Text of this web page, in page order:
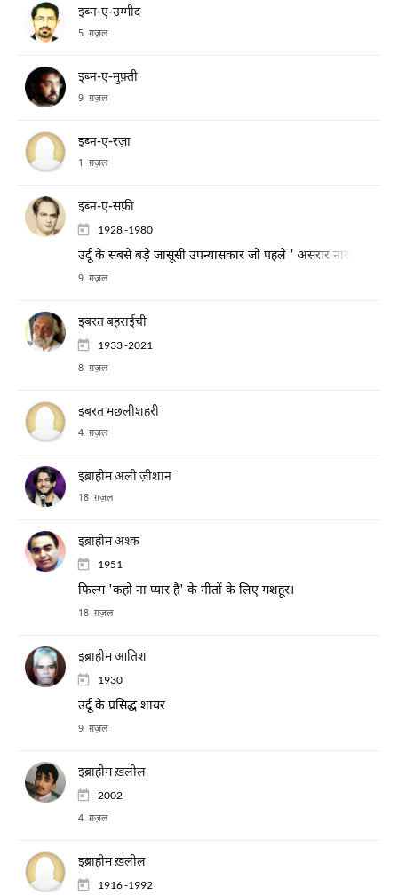
इब्न-ए-उम्मीद
5 ग़ज़ल
इब्न-ए-मुफ़्ती
9 ग़ज़ल
इब्न-ए-रज़ा
1 ग़ज़ल
इब्न-ए-सफ़ी
1928 -1980
उर्दू के सबसे बड़े जासूसी उपन्यासकार जो पहले ' असरार नारवी ' के
9 ग़ज़ल
इबरत बहराईची
1933 -2021
8 ग़ज़ल
इबरत मछलीशहरी
4 ग़ज़ल
इब्राहीम अली ज़ीशान
18 ग़ज़ल
इब्राहीम अश्क
1951
फिल्म 'कहो ना प्यार है' के गीतों के लिए मशहूर।
18 ग़ज़ल
इब्राहीम आतिश
1930
उर्दू के प्रसिद्ध शायर
9 ग़ज़ल
इब्राहीम ख़लील
2002
4 ग़ज़ल
इब्राहीम ख़लील
1916 -1992